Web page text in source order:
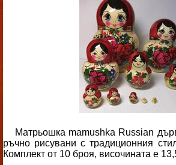
Матрьошка mamushka Russian
ръчно рисувани с традиционния
Комплект от 10 броя, височината е